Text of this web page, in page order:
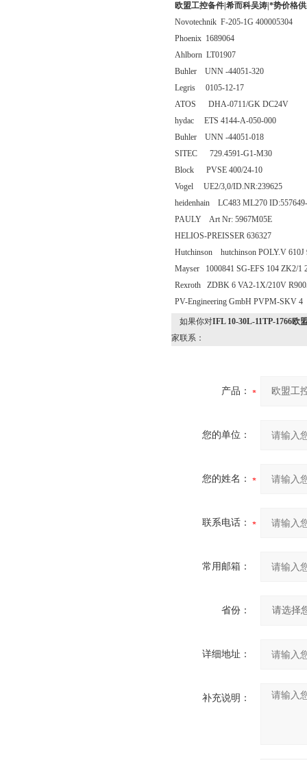
欧盟工控备件|希而科吴涛|*势价格
Novotechnik F-205-1G 400005304
Phoenix 1689064
Ahlborn LT01907
Buhler UNN -44051-320
Legris 0105-12-17
ATOS DHA-0711/GK DC24V
hydac ETS 4144-A-050-000
Buhler UNN -44051-018
SITEC 729.4591-G1-M30
Block PVSE 400/24-10
Vogel UE2/3,0/ID.NR:239625
heidenhain LC483 ML270
PAULY Art Nr: 5967M05E
HELIOS-PREISSER 636327
Hutchinson hutchinson POLY.V 610J
Mayser 1000841 SG-EFS 104 ZK2/1
Rexroth ZDBK 6 VA2-1X/210V
PV-Engineering GmbH PVPM-SKV 4
如果你对IFL 10-30L-11TP-1766欧
家联系：
产品：
您的单位：
您的姓名：
联系电话：
常用邮箱：
省份：
详细地址：
补充说明：